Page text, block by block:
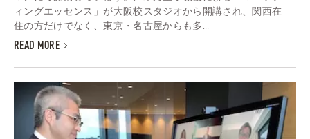
ィングエッセンス」が大阪校スタジオから開講され、関西在
住の方だけでなく、東京・名古屋からも多...
READ MORE